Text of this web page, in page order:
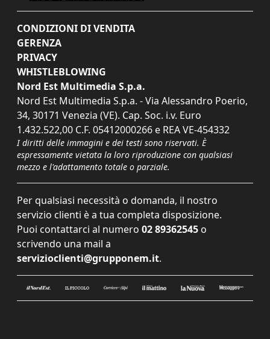
CONDIZIONI DI VENDITA
GERENZA
PRIVACY
WHISTLEBLOWING
Nord Est Multimedia S.p.a.
Nord Est Multimedia S.p.a. - Via Alessandro Poerio,
34, 30171 Venezia (VE). Cap. Soc. i.v. Euro
1.432.522,00 C.F. 05412000266 e REA VE-454332
I diritti delle immagini e dei testi sono riservati. È
espressamente vietata la loro riproduzione con qualsiasi
mezzo e l'adattamento totale o parziale.
Per qualsiasi necessità o domanda, il nostro
servizio clienti è a tua completa disposizione.
Puoi contattarci al numero 02 89362545 o
scrivendo una mail a
servizioclienti@grupponem.it.